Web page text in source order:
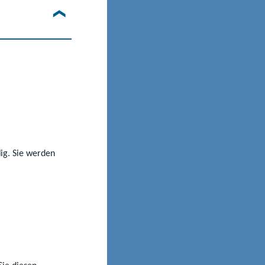
Sie werden
Померанія
з